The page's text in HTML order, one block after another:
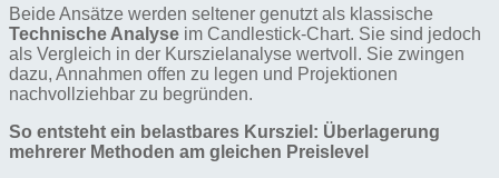
Beide Ansätze werden seltener genutzt als klassische
Technische Analyse im Candlestick-Chart. Sie sind jedoch
als Vergleich in der Kurszielanalyse wertvoll. Sie zwingen
dazu, Annahmen offen zu legen und Projektionen
nachvollziehbar zu begründen.
So entsteht ein belastbares Kursziel: Überlagerung
mehrerer Methoden am gleichen Preislevel